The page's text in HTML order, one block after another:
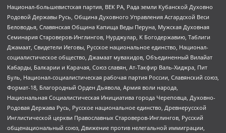
Национал-большевистская партия, ВЕК РА, Рада земли Кубанской Духовно
Родовой Державы Русь, Община Духовного Управления Асгардской Веси
Беловодья, Славянская Община Капища Веды Перуна, Мужская Духовная
Семинария Староверов-Инглингов, Нурджулар, К Богодержавию, Таблиги
Джамаат, Свидетели Иеговы, Русское национальное единство, Национал-
социалистическое общество, Джамаат мувахидов, Объединенный Вилайат
Кабарды, Балкарии и Карачая, Союз славян, Ат-Такфир Валь-Хиджра, Пит
Буль, Национал-социалистическая рабочая партия России, Славянский союз,
Формат-18, Благородный Орден Дьявола, Армия воли народа,
Национальная Социалистическая Инициатива города Череповца, Духовно-
Родовая Держава Русь, Русское национальное единство, Древнерусской
Инглистической церкви Православных Староверов-Инглингов, Русский
общенациональный союз, Движение против нелегальной иммиграции,